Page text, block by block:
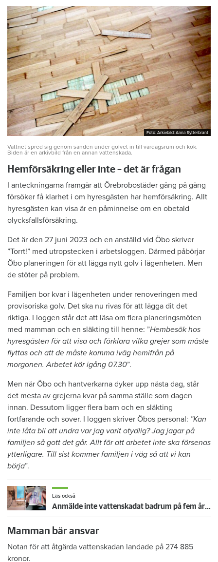
Foto: Arkivbild: Anna Rytterbrant
Foto: Arkivbild: Anna Rytterbrant
Vattnet spred sig genom sanden under golvet in till vardagsrum och kök.
Biden är en arkivbild från en annan vattenskada.
Hemförsäkring eller inte – det är frågan
I anteckningarna framgår att Örebrobostäder gång på gång
försöker få klarhet i om hyresgästen har hemförsäkring. Allt
hyresgästen kan visa är en påminnelse om en obetald
olycksfallsförsäkring.
Det är den 27 juni 2023 och en anställd vid Öbo skriver
”Torrt!” med utropstecken i arbetsloggen. Därmed påbörjar
Öbo planeringen för att lägga nytt golv i lägenheten. Men
de stöter på problem.
Familjen bor kvar i lägenheten under renoveringen med
provisoriska golv. Det ska nu rivas för att lägga dit det
riktiga. I loggen står det att läsa om flera planeringsmöten
med mamman och en släkting till henne: ”Hembesök hos
hyresgästen för att visa och förklara vilka grejer som måste
flyttas och att de måste komma iväg hemifrån på
morgonen. Arbetet kör igång 07.30”.
Men när Öbo och hantverkarna dyker upp nästa dag, står
det mesta av grejerna kvar på samma ställe som dagen
innan. Dessutom ligger flera barn och en släkting
fortfarande och sover. I loggen skriver Öbos personal: ”Kan
inte låta bli att undra var jag varit otydlig? Jag jagar på
familjen så gott det går. Allt för att arbetet inte ska försenas
ytterligare. Till sist kommer familjen i väg så att vi kan
börja”.
Läs också
Anmälde inte vattenskadat badrum på fem år – krävs på 125 000 kronor
Mamman bär ansvar
Notan för att åtgärda vattenskadan landade på 274 885
kronor.